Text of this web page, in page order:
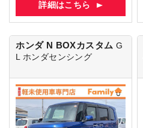
詳細はこちら
ホンダ N BOXカスタム G
L ホンダセンシング